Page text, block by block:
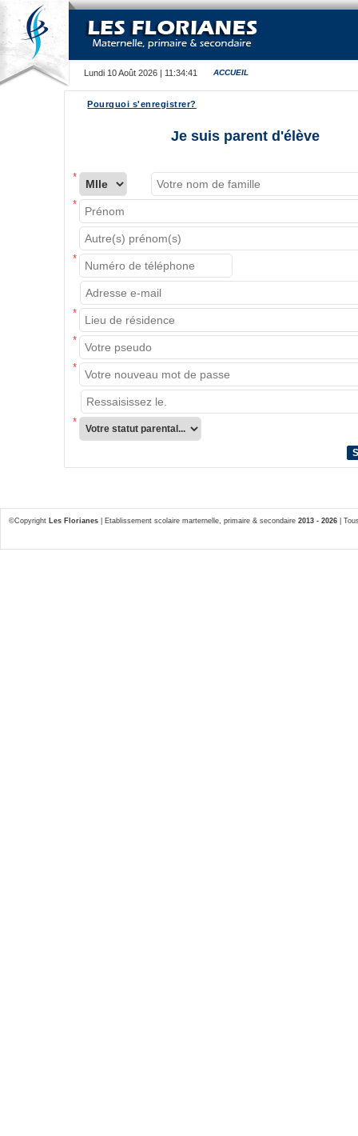
Lundi 10 Août 2026 | 11:34:41 ACCUEIL
Pourquoi s'enregistrer?
Je suis parent d'élève
*
*
*
*
*
*
*
©Copyright Les Florianes | Etablissement scolaire marternelle, primaire & secondaire 2013 - 2026 |